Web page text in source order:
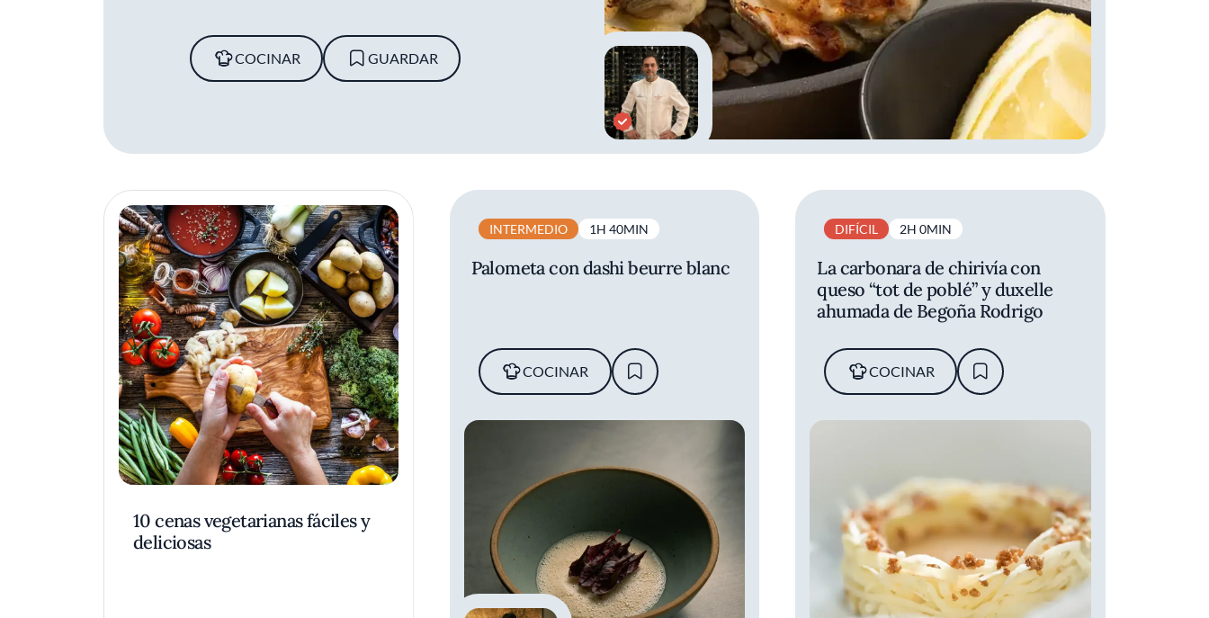
COCINAR GUARDAR
10 cenas vegetarianas fáciles y
deliciosas
INTERMEDIO 1H 40MIN
Palometa con dashi beurre blanc
COCINAR
DIFÍCIL 2H 0MIN
La carbonara de chirivía con
queso “tot de poblé” y duxelle
ahumada de Begoña Rodrigo
COCINAR